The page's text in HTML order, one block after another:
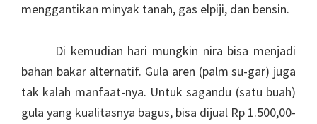
menggantikan minyak tanah, gas elpiji, dan bensin.
Di kemudian hari mungkin nira bisa menjadi
bahan bakar alternatif. Gula aren (palm su-gar) juga
tak kalah manfaat-nya. Untuk sagandu (satu buah)
gula yang kualitasnya bagus, bisa dijual Rp 1.500,00-